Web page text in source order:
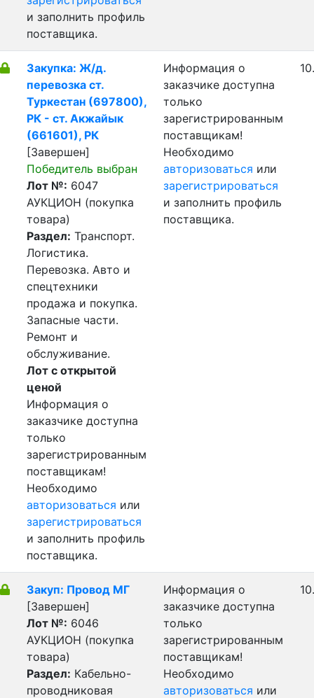
и заполнить профиль
поставщика.
Закупка: Ж/д.
перевозка ст.
Туркестан (697800),
РК - ст. Акжайык
(661601), РК
[Завершен]
Победитель выбран
Лот №: 6047
АУКЦИОН (покупка
товара)
Раздел: Транспорт.
Логистика.
Перевозка. Авто и
спецтехники
продажа и покупка.
Запасные части.
Ремонт и
обслуживание.
Лот с открытой
ценой
Информация о
заказчике доступна
только
зарегистрированным
поставщикам!
Необходимо
авторизоваться или
зарегистрироваться
и заполнить профиль
поставщика.
Информация о
заказчике доступна
только
зарегистрированным
поставщикам!
Необходимо
авторизоваться или
зарегистрироваться
и заполнить профиль
поставщика.
Закуп: Провод МГ
[Завершен]
Лот №: 6046
АУКЦИОН (покупка
товара)
Раздел: Кабельно-
проводниковая
Информация о
заказчике доступна
только
зарегистрированным
поставщикам!
Необходимо
авторизоваться или